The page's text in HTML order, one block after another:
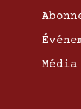
Média